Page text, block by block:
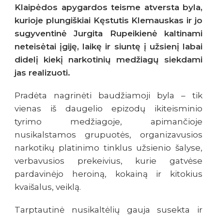
Klaipėdos apygardos teisme atversta byla,
kurioje plungiškiai Kęstutis Klemauskas ir jo
sugyventinė Jurgita Rupeikienė kaltinami
neteisėtai įgiję, laikę ir siuntę į užsienį labai
didelį kiekį narkotinių medžiagų siekdami
jas realizuoti.
Pradėta nagrinėti baudžiamoji byla – tik
vienas iš daugelio epizodų ikiteisminio
tyrimo medžiagoje, apimančioje
nusikalstamos grupuotės, organizavusios
narkotikų platinimo tinklus užsienio šalyse,
verbavusios prekeivius, kurie gatvėse
pardavinėjo heroiną, kokainą ir kitokius
kvaišalus, veiklą.
Tarptautinė nusikaltėlių gauja susekta ir